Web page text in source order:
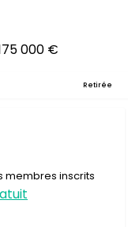
000 €
Retirée
membres inscrits